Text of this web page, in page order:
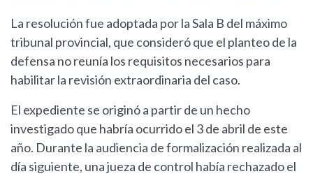
La resolución fue adoptada por la Sala B del máximo
tribunal provincial, que consideró que el planteo de la
defensa no reunía los requisitos necesarios para
habilitar la revisión extraordinaria del caso.
El expediente se originó a partir de un hecho
investigado que habría ocurrido el 3 de abril de este
año. Durante la audiencia de formalización realizada al
día siguiente, una jueza de control había rechazado el